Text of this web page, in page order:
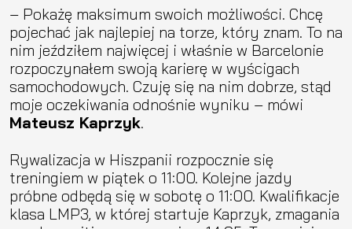
– Pokażę maksimum swoich możliwości. Chcę
pojechać jak najlepiej na torze, który znam. To na
nim jeździłem najwięcej i właśnie w Barcelonie
rozpoczynałem swoją karierę w wyścigach
samochodowych. Czuję się na nim dobrze, stąd
moje oczekiwania odnośnie wyniku – mówi
Mateusz Kaprzyk.
Rywalizacja w Hiszpanii rozpocznie się
treningiem w piątek o 11:00. Kolejne jazdy
próbne odbędą się w sobotę o 11:00. Kwalifikacje
klasa LMP3, w której startuje Kaprzyk, zmagania